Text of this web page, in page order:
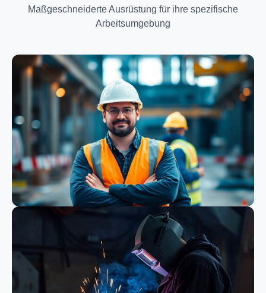
Maßgeschneiderte Ausrüstung für ihre spezifische
Arbeitsumgebung
Bauwesen